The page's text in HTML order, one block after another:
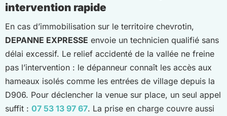
intervention rapide
En cas d’immobilisation sur le territoire chevrotin,
DEPANNE EXPRESSE envoie un technicien qualifié sans
délai excessif. Le relief accidenté de la vallée ne freine
pas l’intervention : le dépanneur connaît les accès aux
hameaux isolés comme les entrées de village depuis la
D906. Pour déclencher la venue sur place, un seul appel
suffit : 07 53 13 97 67. La prise en charge couvre aussi